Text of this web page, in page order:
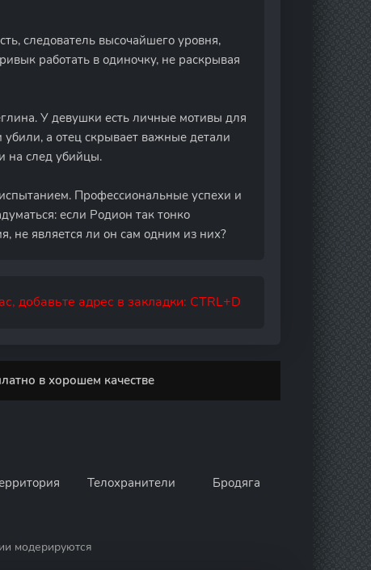
следователь высочайшего уровня,
работать в одиночку, не раскрывая
У девушки есть личные мотивы для
а отец скрывает важные детали
на след убийцы.
Профессиональные успехи и
если Родион так тонко
не является ли он сам одним из них?
добавьте адрес в закладки: CTRL+D
в хорошем качестве
Телохранители Бродяга
модерируются